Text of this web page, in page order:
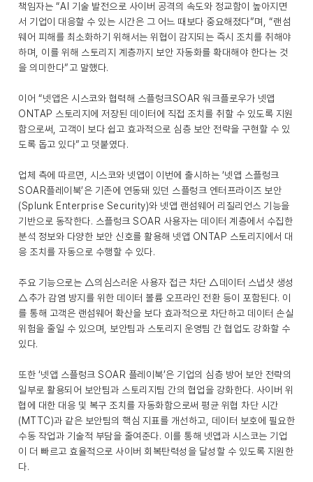
책임자는 “AI 기술 발전으로 사이버 공격의 속도와 정교함이 높아지면
서 기업이 대응할 수 있는 시간은 그 어느 때보다 중요해졌다”며, “랜섬
웨어 피해를 최소화하기 위해서는 위협이 감지되는 즉시 조치를 취해야
하며, 이를 위해 스토리지 계층까지 보안 자동화를 확대해야 한다는 것
을 의미한다”고 말했다.
이어 “넷앱은 시스코와 협력해 스플렁크SOAR 워크플로우가 넷앱
ONTAP 스토리지에 저장된 데이터에 직접 조치를 취할 수 있도록 지원
함으로써, 고객이 보다 쉽고 효과적으로 심층 보안 전략을 구현할 수 있
도록 돕고 있다”고 덧붙였다.
업체 측에 따르면, 시스코와 넷앱이 이번에 출시하는 ‘넷앱 스플렁크
SOAR플레이북’은 기존에 연동돼 있던 스플렁크 엔터프라이즈 보안
(Splunk Enterprise Security)와 넷앱 랜섬웨어 리질리언스 기능을
기반으로 동작한다. 스플렁크 SOAR 사용자는 데이터 계층에서 수집한
분석 정보와 다양한 보안 신호를 활용해 넷앱 ONTAP 스토리지에서 대
응 조치를 자동으로 수행할 수 있다.
주요 기능으로는 △의심스러운 사용자 접근 차단 △데이터 스냅샷 생성
△추가 감염 방지를 위한 데이터 볼륨 오프라인 전환 등이 포함된다. 이
를 통해 고객은 랜섬웨어 확산을 보다 효과적으로 차단하고 데이터 손실
위험을 줄일 수 있으며, 보안팀과 스토리지 운영팀 간 협업도 강화할 수
있다.
또한 ‘넷앱 스플렁크 SOAR 플레이북’은 기업의 심층 방어 보안 전략의
일부로 활용되어 보안팀과 스토리지팀 간의 협업을 강화한다. 사이버 위
협에 대한 대응 및 복구 조치를 자동화함으로써 평균 위협 차단 시간
(MTTC)과 같은 보안팀의 핵심 지표를 개선하고, 데이터 보호에 필요한
수동 작업과 기술적 부담을 줄여준다. 이를 통해 넷앱과 시스코는 기업
이 더 빠르고 효율적으로 사이버 회복탄력성을 달성할 수 있도록 지원한
다.